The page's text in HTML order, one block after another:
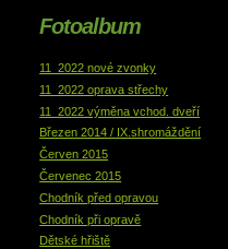
Fotoalbum
11_2022 nové zvonky
11_2022 oprava střechy
11_2022 výměna vchod. dveří
Březen 2014 / IX.shromáždění
Červen 2015
Červenec 2015
Chodník před opravou
Chodník při opravě
Dětské hřiště